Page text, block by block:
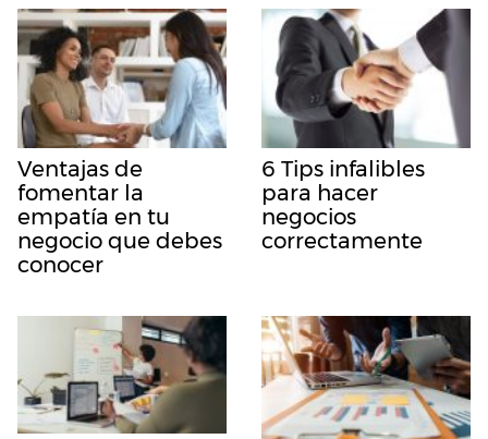
Ventajas de
fomentar la
empatía en tu
negocio que debes
conocer
6 Tips infalibles
para hacer
negocios
correctamente